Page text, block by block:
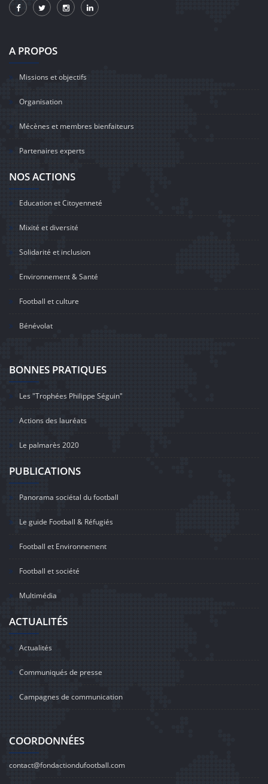
A PROPOS
Missions et objectifs
Organisation
Mécènes et membres bienfaiteurs
Partenaires experts
NOS ACTIONS
Education et Citoyenneté
Mixité et diversité
Solidarité et inclusion
Environnement & Santé
Football et culture
Bénévolat
BONNES PRATIQUES
Les "Trophées Philippe Séguin"
Actions des lauréats
Le palmarès 2020
PUBLICATIONS
Panorama sociétal du football
Le guide Football & Réfugiés
Football et Environnement
Football et société
Multimédia
ACTUALITÉS
Actualités
Communiqués de presse
Campagnes de communication
COORDONNÉES
contact@fondactiondufootball.com